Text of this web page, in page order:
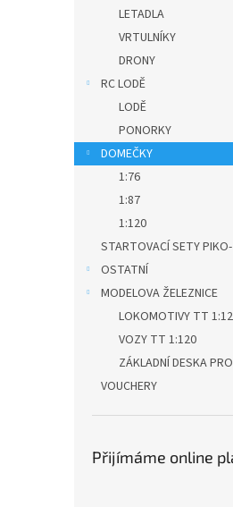
LETADLA
VRTULNÍKY
DRONY
RC LODĚ
LODĚ
PONORKY
DOMEČKY
1:76
1:87
1:120
STARTOVACÍ SETY
OSTATNÍ
MODELOVA ŽELEZNICE
LOKOMOTIVY TT
VOZY TT 1:120
ZÁKLADNÍ DESKA
VOUCHERY
Přijímáme online